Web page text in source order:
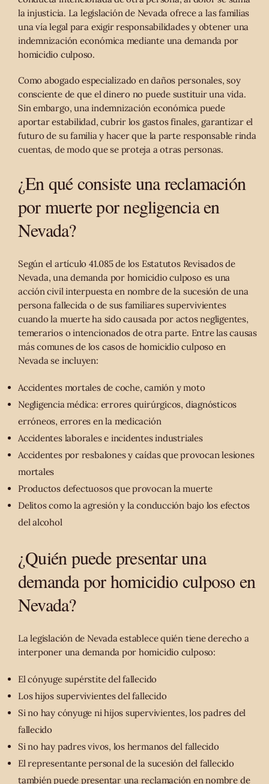
la injusticia. La legislación de Nevada ofrece a las familias
una vía legal para exigir responsabilidades y obtener una
indemnización económica mediante una demanda por
homicidio culposo.
Como abogado especializado en daños personales, soy
consciente de que el dinero no puede sustituir una vida.
Sin embargo, una indemnización económica puede
aportar estabilidad, cubrir los gastos finales, garantizar el
futuro de su familia y hacer que la parte responsable rinda
cuentas, de modo que se proteja a otras personas.
¿En qué consiste una reclamación
por muerte por negligencia en
Nevada?
Según el artículo 41.085 de los Estatutos Revisados de
Nevada, una demanda por homicidio culposo es una
acción civil interpuesta en nombre de la sucesión de una
persona fallecida o de sus familiares supervivientes
cuando la muerte ha sido causada por actos negligentes,
temerarios o intencionados de otra parte. Entre las causas
más comunes de los casos de homicidio culposo en
Nevada se incluyen:
Accidentes mortales de coche, camión y moto
Negligencia médica: errores quirúrgicos, diagnósticos
erróneos, errores en la medicación
Accidentes laborales e incidentes industriales
Accidentes por resbalones y caídas que provocan lesiones
mortales
Productos defectuosos que provocan la muerte
Delitos como la agresión y la conducción bajo los efectos
del alcohol
¿Quién puede presentar una
demanda por homicidio culposo en
Nevada?
La legislación de Nevada establece quién tiene derecho a
interponer una demanda por homicidio culposo:
El cónyuge supérstite del fallecido
Los hijos supervivientes del fallecido
Si no hay cónyuge ni hijos supervivientes, los padres del
fallecido
Si no hay padres vivos, los hermanos del fallecido
El representante personal de la sucesión del fallecido
también puede presentar una reclamación en nombre de